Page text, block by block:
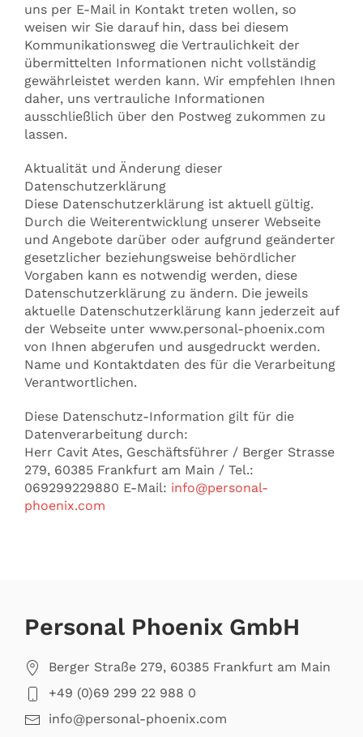
uns per E-Mail in Kontakt treten wollen, so
weisen wir Sie darauf hin, dass bei diesem
Kommunikationsweg die Vertraulichkeit der
übermittelten Informationen nicht vollständig
gewährleistet werden kann. Wir empfehlen Ihnen
daher, uns vertrauliche Informationen
ausschließlich über den Postweg zukommen zu
lassen.
Aktualität und Änderung dieser
Datenschutzerklärung
Diese Datenschutzerklärung ist aktuell gültig.
Durch die Weiterentwicklung unserer Webseite
und Angebote darüber oder aufgrund geänderter
gesetzlicher beziehungsweise behördlicher
Vorgaben kann es notwendig werden, diese
Datenschutzerklärung zu ändern. Die jeweils
aktuelle Datenschutzerklärung kann jederzeit auf
der Webseite unter www.personal-phoenix.com
von Ihnen abgerufen und ausgedruckt werden.
Name und Kontaktdaten des für die Verarbeitung
Verantwortlichen.
Diese Datenschutz-Information gilt für die
Datenverarbeitung durch:
Herr Cavit Ates, Geschäftsführer / Berger Strasse
279, 60385 Frankfurt am Main / Tel.:
069299229880 E-Mail: info@personal-
phoenix.com
Personal Phoenix GmbH
Berger Straße 279, 60385 Frankfurt am Main
+49 (0)69 299 22 988 0
info@personal-phoenix.com